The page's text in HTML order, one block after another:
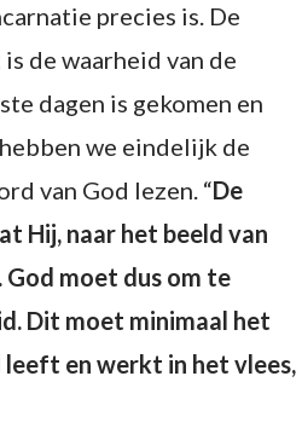
precies is. De
de waarheid van de
dagen is gekomen en
we eindelijk de
van God lezen. “De
Hij, naar het beeld van
God moet dus om te
Dit moet minimaal het
en werkt in het vlees,